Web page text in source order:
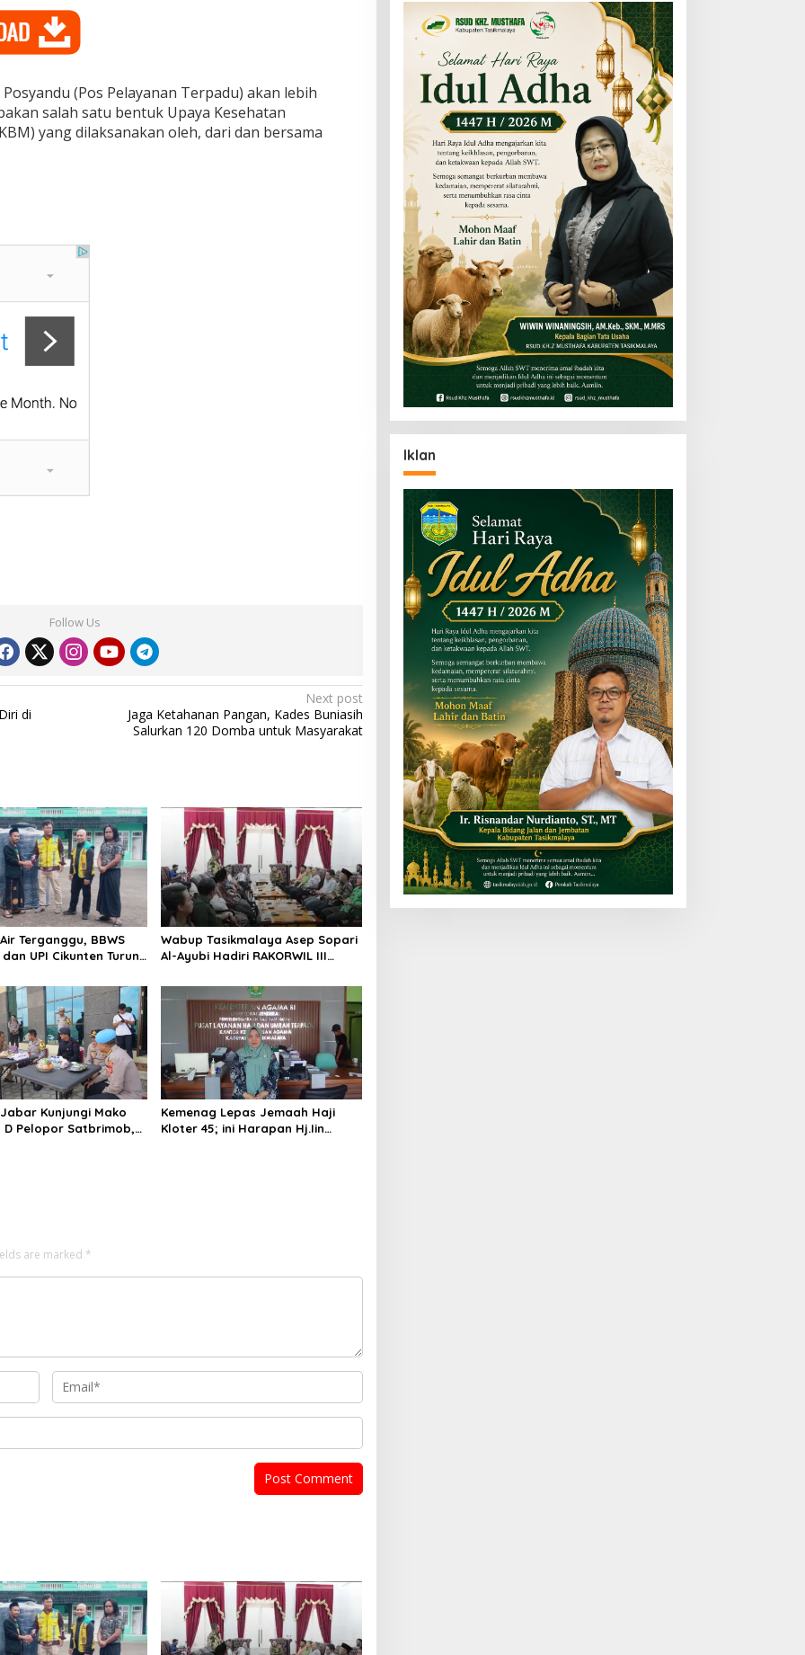
(Pos Pelayanan Terpadu) akan lebih
salah satu bentuk Upaya Kesehatan
yang dilaksanakan oleh, dari dan bersama
Follow Us
di
Next post
Jaga Ketahanan Pangan, Kades Buniasih
Salurkan 120 Domba untuk Masyarakat
Terganggu, BBWS
UPI Cikunten Turun
Wabup Tasikmalaya Asep Sopari
Al-Ayubi Hadiri RAKORWIL III
Perkuat Sinergi dan Kolaborasi
Antarwilayah
Kunjungi Mako
Pelopor Satbrimob,
Kemenag Lepas Jemaah Haji
Kloter 45; ini Harapan Hj.Iin
are marked *
Iklan